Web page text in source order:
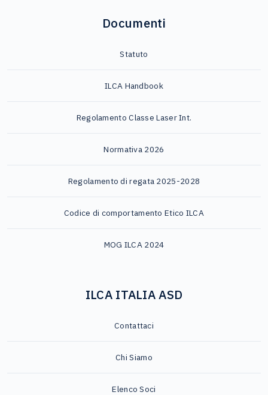
Documenti
Statuto
ILCA Handbook
Regolamento Classe Laser Int.
Normativa 2026
Regolamento di regata 2025-2028
Codice di comportamento Etico ILCA
MOG ILCA 2024
ILCA ITALIA ASD
Contattaci
Chi Siamo
Elenco Soci